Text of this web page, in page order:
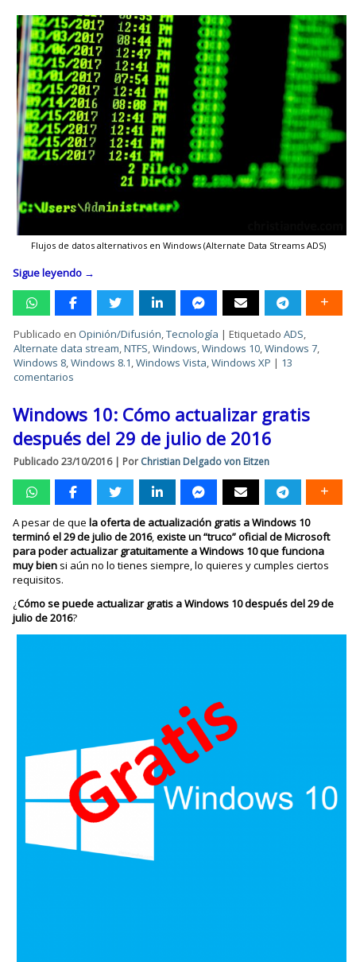
Flujos de datos alternativos en Windows (Alternate Data Streams ADS)
Sigue leyendo →
Publicado en Opinión/Difusión,Tecnología |Etiquetado ADS,
Alternate data stream,NTFS,Windows,Windows 10,Windows 7,
Windows 8,Windows 8.1,Windows Vista,Windows XP | 13
comentarios
Windows 10: Cómo actualizar gratis
después del 29 de julio de 2016
Publicado 23/10/2016| Por Christian Delgado von Eitzen
A pesar de quela oferta de actualización gratis a Windows 10
terminó el 29 de julio de 2016,existe un “truco” oficial de Microsoft
para poder actualizar gratuitamente a Windows 10que funciona
muy bien si aún no lo tienes siempre, lo quieres y cumples ciertos
requisitos.
¿Cómo se puede actualizar gratis a Windows 10 después del 29 de
julio de 2016?